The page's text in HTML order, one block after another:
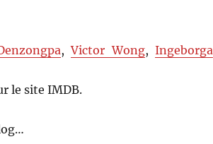
,Victor Wong,Ingeborga
le site IMDB.